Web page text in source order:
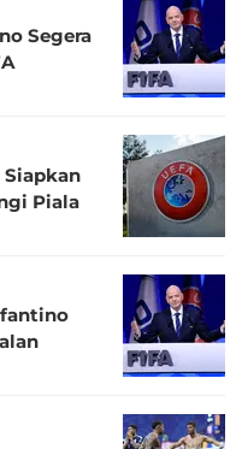
Segera
Siapkan
Piala